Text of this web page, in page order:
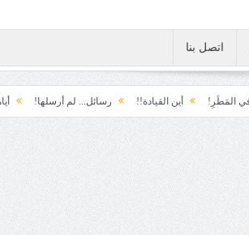
اتصل بنا
أين القيادة!! رسائل... لم أرسلها! أيامنا!! خيبة